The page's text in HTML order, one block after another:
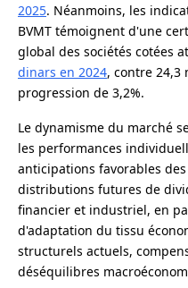
2025. Néanmoins, les
BVMT témoignent d'une
global des sociétés cotées
dinars en 2024, contre 24,3
progression de 3,2%.
Le dynamisme du marché
les performances
anticipations favorables
distributions futures de
financier et industriel, en
d'adaptation du tissu
structurels actuels,
déséquilibres